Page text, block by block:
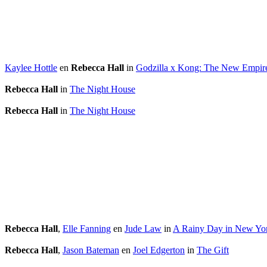
Kaylee Hottle en Rebecca Hall in Godzilla x Kong: The New
Rebecca Hall in The Night House
Rebecca Hall in The Night House
Rebecca Hall, Elle Fanning en Jude Law in A Rainy Day in New
Rebecca Hall, Jason Bateman en Joel Edgerton in The Gift